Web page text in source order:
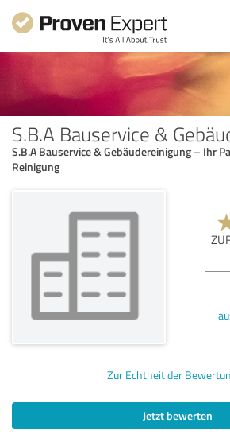
S.B.A Bauservice &
S.B.A Bauservice & Gebäudereinigung – Ihr
Reinigung
Zur Echtheit der
Jetzt bewerten